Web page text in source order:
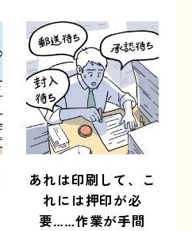
あれは印刷して、こ
れには押印が必
要……作業が手間